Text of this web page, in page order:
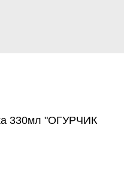
330мл "ОГУРЧИК